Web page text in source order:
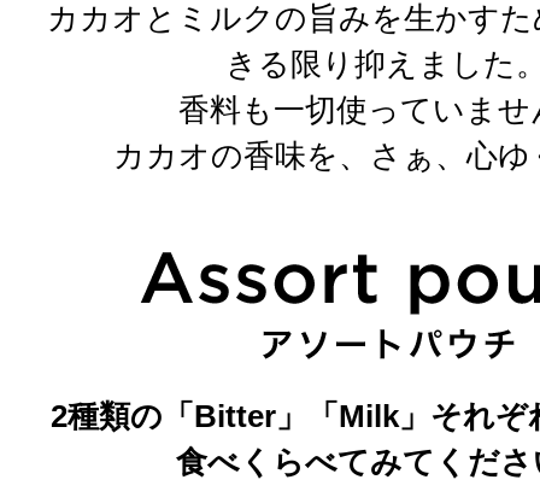
カカオとミルクの旨みを生かす
きる限り抑えました
香料も一切使っていませ
カカオの香味を、さぁ、心ゆ
2種類の「Bitter」「Milk」それぞ
食べくらべてみてくださ